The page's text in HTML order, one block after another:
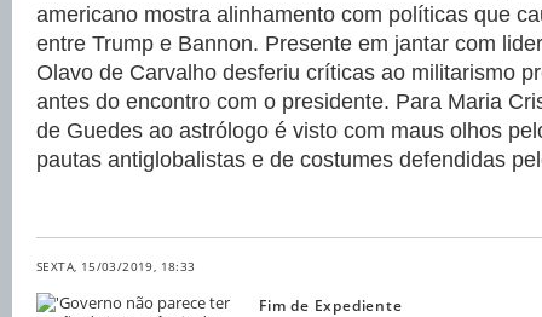
americano mostra alinhamento com políticas que
entre Trump e Bannon. Presente em jantar com
Olavo de Carvalho desferiu críticas ao militarismo
antes do encontro com o presidente. Para Maria
de Guedes ao astrólogo é visto com maus olhos
pautas antiglobalistas e de costumes defendidas
SEXTA, 15/03/2019, 18:33
Fim de Expediente